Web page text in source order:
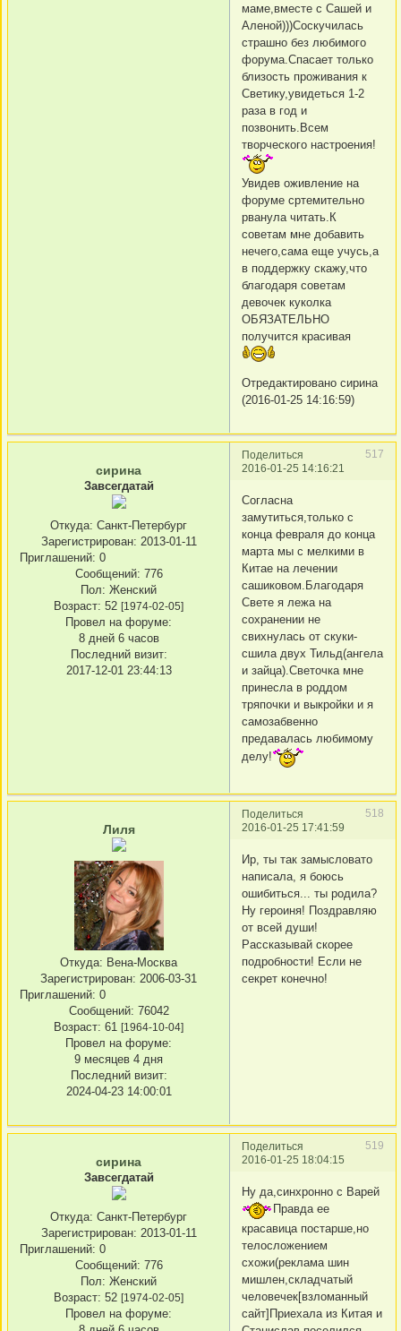
маме,вместе с Сашей и
Аленой)))Соскучилась
страшно без любимого
форума.Спасает только
близость проживания к
Светику,увидеться 1-2
раза в год и
позвонить.Всем
творческого настроения!
Увидев оживление на
форуме сртемительно
рванула читать.К
советам мне добавить
нечего,сама еще учусь,а
в поддержку скажу,что
благодаря советам
девочек куколка
ОБЯЗАТЕЛЬНО
получится красивая
Отредактировано сирина
(2016-01-25 14:16:59)
Поделиться
517
2016-01-25 14:16:21
сирина
Завсегдатай
Откуда: Санкт-Петербург
Зарегистрирован: 2013-01-11
Приглашений: 0
Сообщений: 776
Пол: Женский
Возраст: 52 [1974-02-05]
Провел на форуме:
8 дней 6 часов
Последний визит:
2017-12-01 23:44:13
Согласна
замутиться,только с
конца февраля до конца
марта мы с мелкими в
Китае на лечении
сашиковом.Благодаря
Свете я лежа на
сохранении не
свихнулась от скуки-
сшила двух Тильд(ангела
и зайца).Светочка мне
принесла в роддом
тряпочки и выкройки и я
самозабвенно
предавалась любимому
делу!
Поделиться
518
2016-01-25 17:41:59
Лиля
Откуда: Вена-Москва
Зарегистрирован: 2006-03-31
Приглашений: 0
Сообщений: 76042
Возраст: 61 [1964-10-04]
Провел на форуме:
9 месяцев 4 дня
Последний визит:
2024-04-23 14:00:01
Ир, ты так замысловато
написала, я боюсь
ошибиться... ты родила?
Ну героиня! Поздравляю
от всей души!
Рассказывай скорее
подробности! Если не
секрет конечно!
Поделиться
519
2016-01-25 18:04:15
сирина
Завсегдатай
Откуда: Санкт-Петербург
Зарегистрирован: 2013-01-11
Приглашений: 0
Сообщений: 776
Пол: Женский
Возраст: 52 [1974-02-05]
Провел на форуме:
Ну да,синхронно с Варей
Правда ее
красавица постарше,но
телосложением
схожи(реклама шин
мишлен,складчатый
человечек[взломанный
сайт]Приехала из Китая и